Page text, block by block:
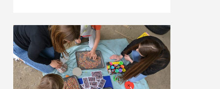
TATENDRANG
–
Unser
Mathe-
Projekt
im